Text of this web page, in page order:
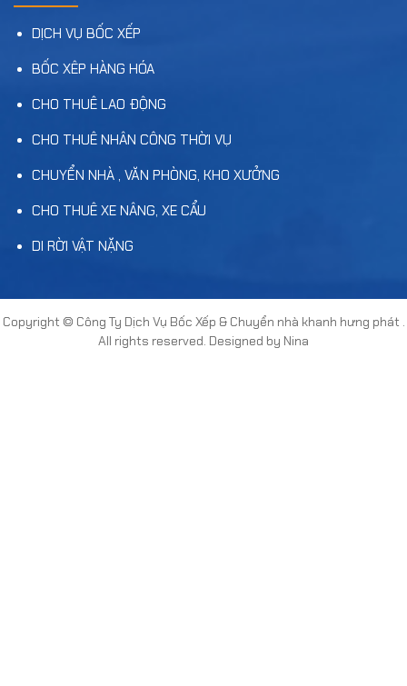
DỊCH VỤ BỐC XẾP
BỐC XÊP HÀNG HÓA
CHO THUÊ LAO ĐỘNG
CHO THUÊ NHÂN CÔNG THỜI VỤ
CHUYỂN NHÀ , VĂN PHÒNG, KHO XƯỞNG
CHO THUÊ XE NÂNG, XE CẨU
DI RỜI VẬT NẶNG
Copyright © Công Ty Dịch Vụ Bốc Xếp & Chuyển nhà khanh hưng phát .
All rights reserved. Designed by Nina